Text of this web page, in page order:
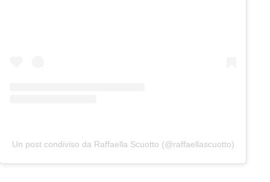
Un post condiviso da Raffaella Scuotto (@raffaellascuotto)